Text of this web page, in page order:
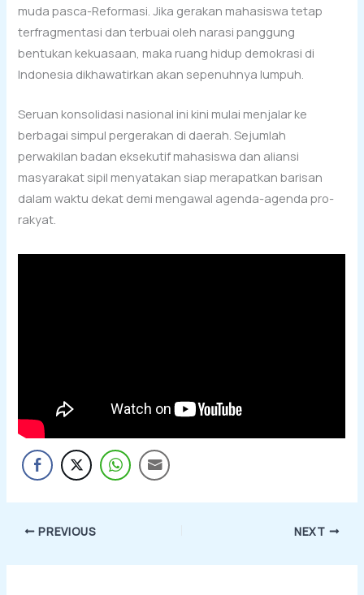
muda pasca-Reformasi. Jika gerakan mahasiswa tetap
terfragmentasi dan terbuai oleh narasi panggung
bentukan kekuasaan, maka ruang hidup demokrasi di
Indonesia dikhawatirkan akan sepenuhnya lumpuh.
Seruan konsolidasi nasional ini kini mulai menjalar ke
berbagai simpul pergerakan di daerah. Sejumlah
perwakilan badan eksekutif mahasiswa dan aliansi
masyarakat sipil menyatakan siap merapatkan barisan
dalam waktu dekat demi mengawal agenda-agenda pro-
rakyat.
PREVIOUS NEXT